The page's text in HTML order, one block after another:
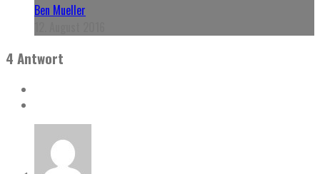
Ben Mueller
4 Antwort